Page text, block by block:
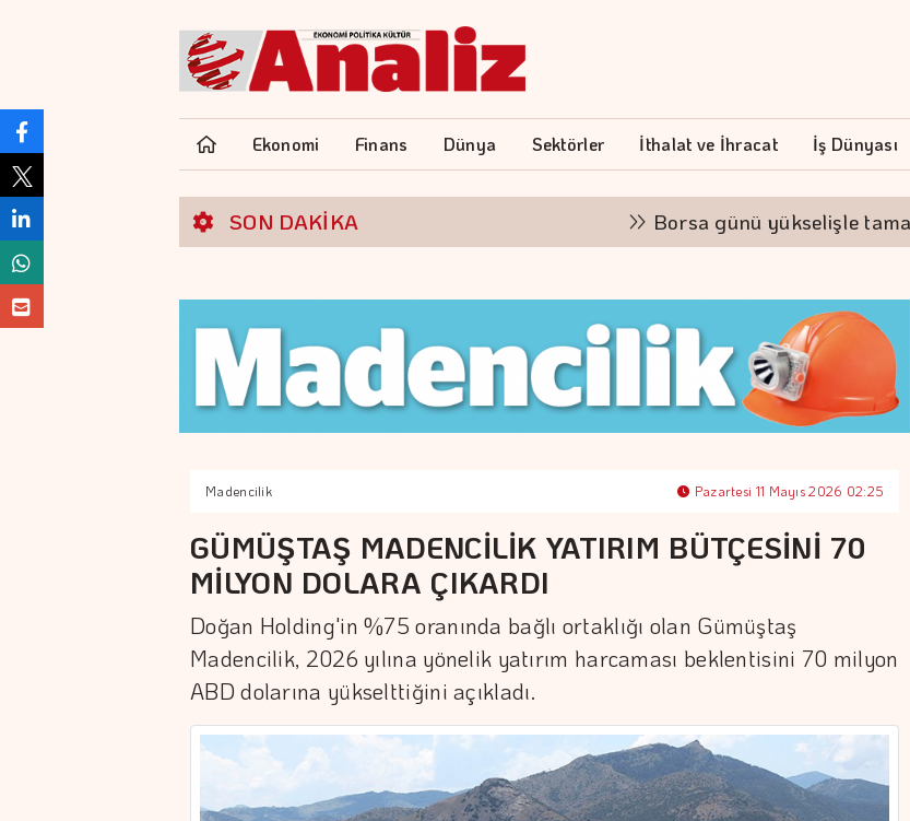
Ekonomi Finans Dünya Sektörler İthalat ve İhracat İş Dünyası
SON DAKİKA Borsa günü yükselişle tamamladı
Madencilik Pazartesi 11 Mayıs 2026 02:25
GÜMÜŞTAŞ MADENCİLİK YATIRIM BÜTÇESİNİ 70
MİLYON DOLARA ÇIKARDI
Doğan Holding'in %75 oranında bağlı ortaklığı olan Gümüştaş
Madencilik, 2026 yılına yönelik yatırım harcaması beklentisini 70 milyon
ABD dolarına yükselttiğini açıkladı.